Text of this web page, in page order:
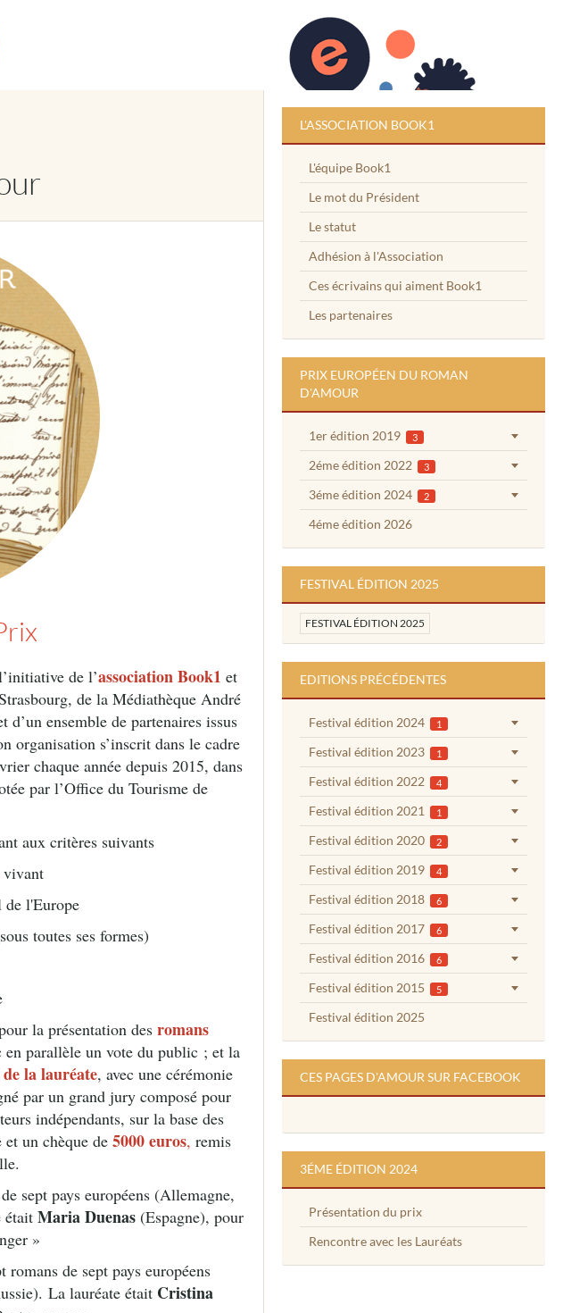
de l’association Book1 et
de la Médiathèque André
ensemble de partenaires issus
organisation s’inscrit dans le cadre
chaque année depuis 2015, dans
par l’Office du Tourisme de
aux critères suivants
vivant
de l'Europe
toutes ses formes)
la présentation desromans
en parallèle un vote du public ; et la
la lauréate, avec une cérémonie
par un grand jury composé pour
indépendants, sur la base des
et un chèque de5000 euros, remis
sept pays européens (Allemagne,
était Maria Duenas(Espagne), pour
»
de sept pays européens
La lauréate était Cristina
L'ASSOCIATION BOOK1
L'équipe Book1
Le mot du Président
Le statut
Adhésion à l'Association
Ces écrivains qui aiment Book1
Les partenaires
PRIX EUROPÉEN DU ROMAN
D'AMOUR
1er édition 2019 3
2éme édition 2022 3
3éme édition 2024 2
4éme édition 2026
FESTIVAL ÉDITION 2025
FESTIVAL ÉDITION 2025
EDITIONS PRÉCÉDENTES
Festival édition 2024 1
Festival édition 2023 1
Festival édition 2022 4
Festival édition 2021 1
Festival édition 2020 2
Festival édition 2019 4
Festival édition 2018 6
Festival édition 2017 6
Festival édition 2016 6
Festival édition 2015 5
Festival édition 2025
CES PAGES D'AMOUR SUR FACEBOOK
3ÉME ÉDITION 2024
Présentation du prix
Rencontre avec les Lauréats